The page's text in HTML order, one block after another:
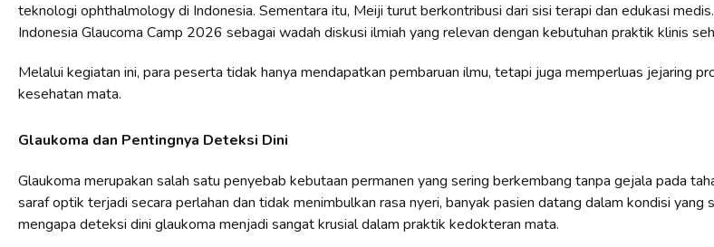
teknologi ophthalmology di Indonesia. Sementara itu, Meiji turut berkontribusi dari sisi terapi dan edukasi
Indonesia Glaucoma Camp 2026 sebagai wadah diskusi ilmiah yang relevan dengan kebutuhan praktik klinis
Melalui kegiatan ini, para peserta tidak hanya mendapatkan pembaruan ilmu, tetapi juga memperluas jejaring
kesehatan mata.
Glaukoma dan Pentingnya Deteksi Dini
Glaukoma merupakan salah satu penyebab kebutaan permanen yang sering berkembang tanpa gejala pada
saraf optik terjadi secara perlahan dan tidak menimbulkan rasa nyeri, banyak pasien datang dalam kondisi yang
mengapa deteksi dini glaukoma menjadi sangat krusial dalam praktik kedokteran mata.